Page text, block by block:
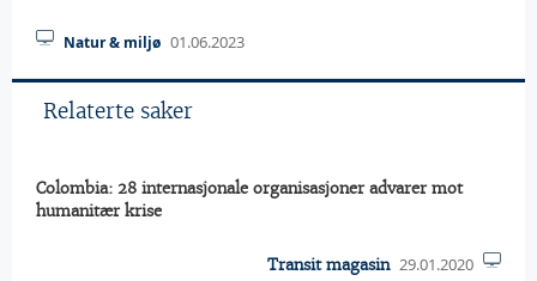
Natur & miljø 01.06.2023
Relaterte saker
Colombia: 28 internasjonale organisasjoner advarer mot
humanitær krise
Transit magasin 29.01.2020